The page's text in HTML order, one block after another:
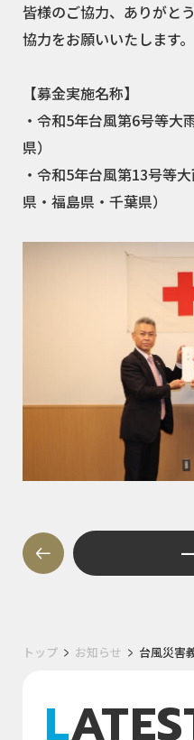
皆様のご協力、ありがと
協力をお願いいたします。
【募金実施名称】
・令和5年台風第6号等大
県）
・令和5年台風第13号等
県・福島県・千葉県）
トップ お知らせ